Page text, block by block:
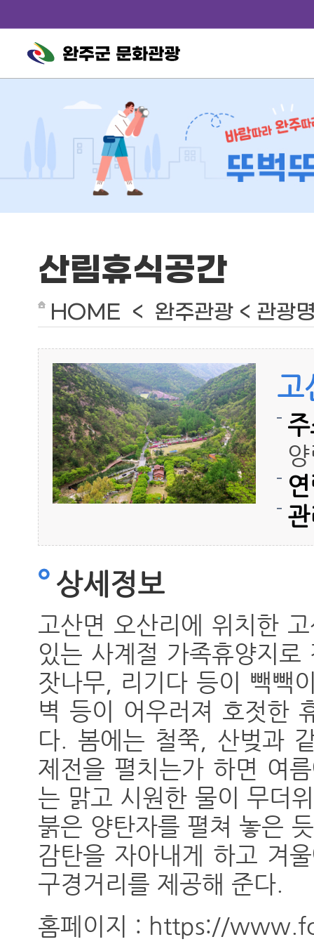
완주군 문화관광
산림휴식공간
HOME < 완주관광 < 관광
고
상세정보
고산면 오산리에 위치한
있는 사계절 가족휴양지
잣나무, 리기다 등이 빽빽
벽 등이 어우러져 호젓한
다. 봄에는 철쭉, 산벚과
제전을 펼치는가 하면 여
는 맑고 시원한 물이 무더
붉은 양탄자를 펼쳐 놓은
감탄을 자아내게 하고 겨
구경거리를 제공해 준다.
홈페이지 : https://